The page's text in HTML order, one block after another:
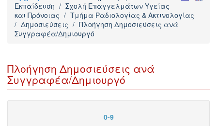
Εκπαίδευση / Σχολή Επαγγελμάτων Υγείας
και Πρόνοιας / Τμήμα Ραδιολογίας & Ακτινολογίας
/ Δημοσιεύσεις / Πλοήγηση Δημοσιεύσεις ανά
Συγγραφέα/Δημιουργό
Πλοήγηση Δημοσιεύσεις ανά
Συγγραφέα/Δημιουργό
0-9